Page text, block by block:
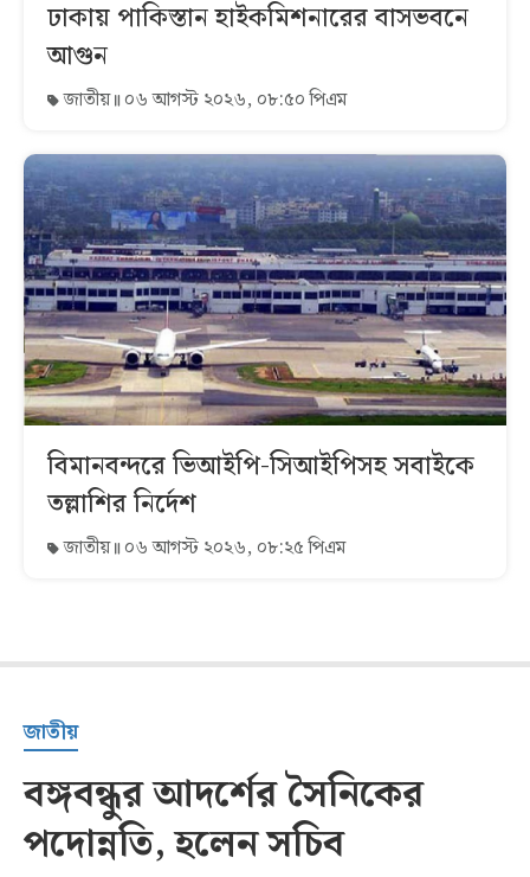
ঢাকায় পাকিস্তান হাইকমিশনারের বাসভবনে
আগুন
জাতীয় ০৬ আগস্ট ২০২৬, ০৮:৫০ পিএম
বিমানবন্দরে ভিআইপি-সিআইপিসহ সবাইকে
তল্লাশির নির্দেশ
জাতীয় ০৬ আগস্ট ২০২৬, ০৮:২৫ পিএম
জাতীয়
বঙ্গবন্ধুর আদর্শের সৈনিকের
পদোন্নতি, হলেন সচিব